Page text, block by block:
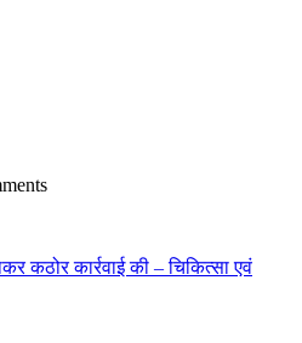
कठोर कार्रवाई की – चिकित्सा एवं